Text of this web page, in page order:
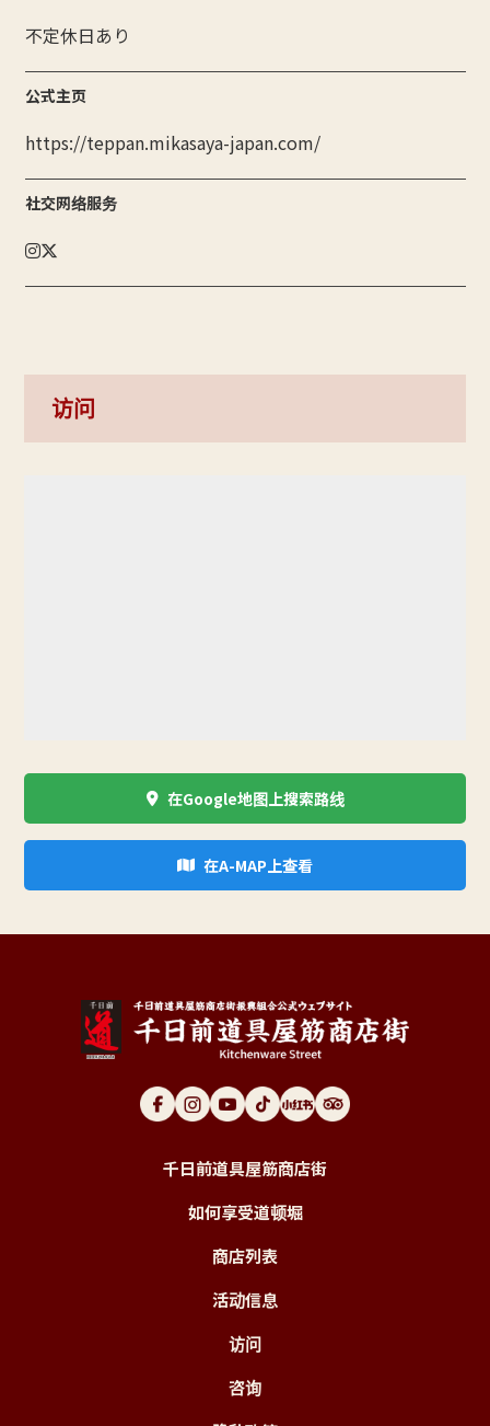
不定休日あり
公式主页
https://teppan.mikasaya-japan.com/
社交网络服务
访问
在Google地图上搜索路线
在A-MAP上查看
千日前道具屋筋商店街
如何享受道顿堀
商店列表
活动信息
访问
咨询